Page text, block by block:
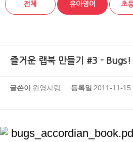
전체 유아영어 초
즐거운 랩북 만들기 #3 -
글쓴이 원영사랑 등록일 2011-11-15